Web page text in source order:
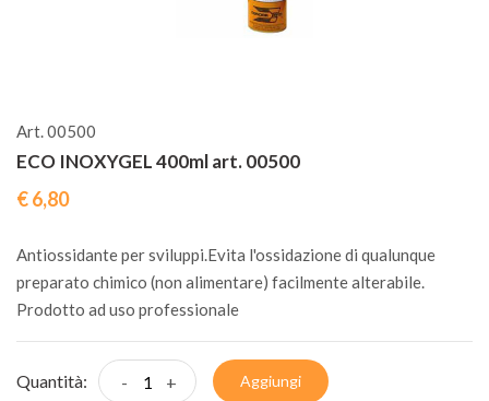
Art. 00500
ECO INOXYGEL 400ml art. 00500
€ 6,80
Antiossidante per sviluppi.Evita l'ossidazione di qualunque
preparato chimico (non alimentare) facilmente alterabile.
Prodotto ad uso professionale
Quantità: - + Aggiungi